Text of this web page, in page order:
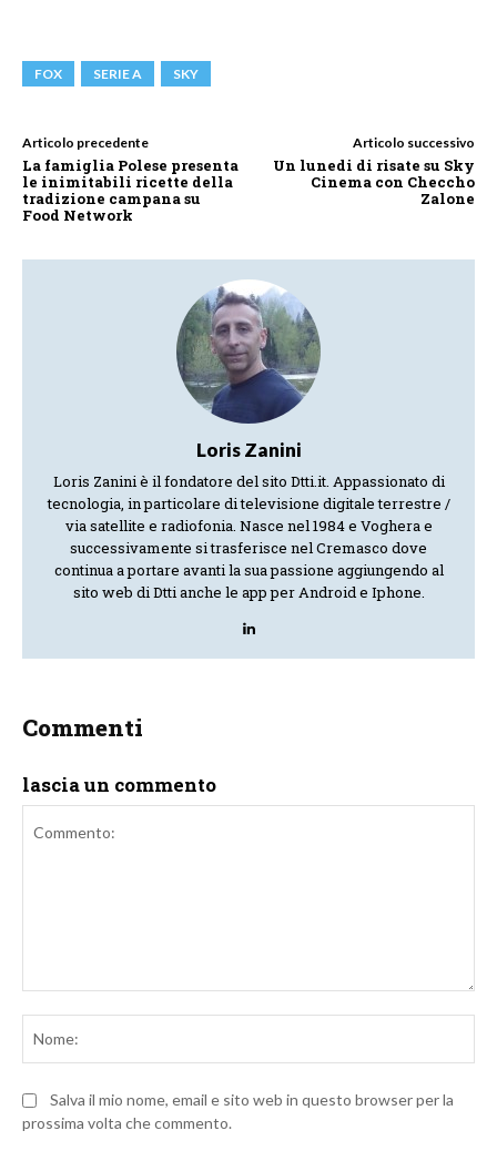
FOX SERIE A SKY
Articolo precedente
La famiglia Polese presenta
le inimitabili ricette della
tradizione campana su
Food Network
Articolo successivo
Un lunedi di risate su Sky
Cinema con Checcho
Zalone
Loris Zanini
Loris Zanini è il fondatore del sito Dtti.it. Appassionato di
tecnologia, in particolare di televisione digitale terrestre /
via satellite e radiofonia. Nasce nel 1984 e Voghera e
successivamente si trasferisce nel Cremasco dove
continua a portare avanti la sua passione aggiungendo al
sito web di Dtti anche le app per Android e Iphone.
Commenti
lascia un commento
Salva il mio nome, email e sito web in questo browser per la
prossima volta che commento.